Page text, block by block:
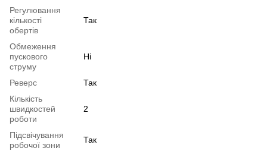
Регулювання
кількості
обертів
Так
Обмеження
пускового
струму
Ні
Реверс
Так
Кількість
швидкостей
роботи
2
Підсвічування
робочої зони
Так